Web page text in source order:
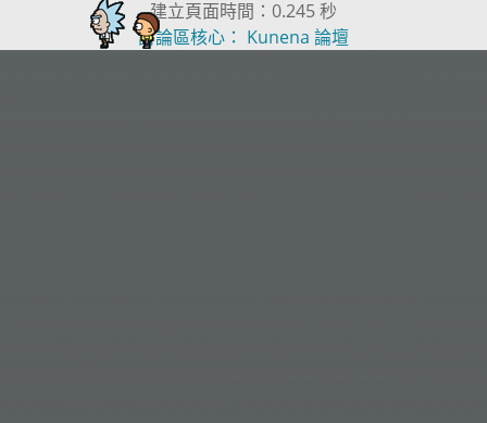
建立頁面時間：0.245 秒
討論區核心： Kunena 論壇